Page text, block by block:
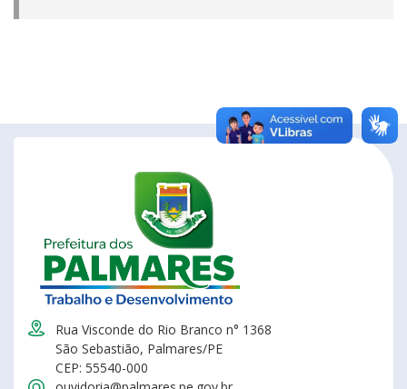
Rua Visconde do Rio Branco n° 1368
São Sebastião, Palmares/PE
CEP: 55540-000